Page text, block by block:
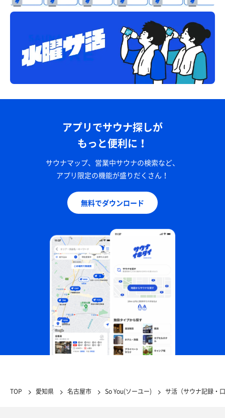
アプリでサウナ探しが
もっと便利に！
サウナマップ、営業中サウナの検索など、
アプリ限定の機能が盛りだくさん！
無料でダウンロード
TOP 愛知県 名古屋市 So You(ソーユー) サ活（サウナ記録・